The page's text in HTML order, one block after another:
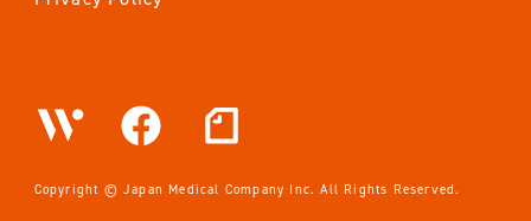
Copyright © Japan Medical Company Inc. All Rights Reserved.